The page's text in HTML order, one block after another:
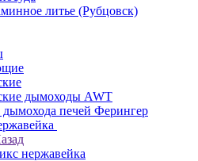
литье (Рубцовск)
дымоходы AWT
печей Ферингер
нержавейка